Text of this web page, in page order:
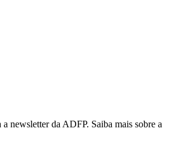
newsletter da ADFP. Saiba mais sobre a